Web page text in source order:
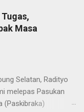
Masa
Selatan, Radityo
melepas Pasukan
(Paskibraka)